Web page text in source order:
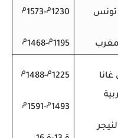
تونس 1230م-1573 م
1195م-1468 م
غانا
1225م-1488 م
1493م-1591 م